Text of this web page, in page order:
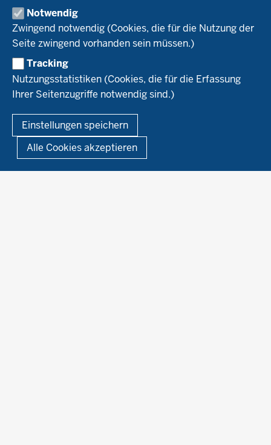
Notwendig
Zwingend notwendig (Cookies, die für die Nutzung der
Seite zwingend vorhanden sein müssen.)
Tracking
Nutzungsstatistiken (Cookies, die für die Erfassung
Ihrer Seitenzugriffe notwendig sind.)
Einstellungen speichern
Alle Cookies akzeptieren
Recht
Naturland
Versuchsbetriebe
WRRL-Modellbetriebe
Kontakte Versuchswesen
Aktuelles
Arbeitsschwerpunkte
Material & Kontakt
Ökoschule in Kleve
Ausbildungsbetriebe
Berufsausbildung
Forschung
Projekte Ökoteam
Forschungsergebnisse
Service
Kontakt
Newsletter
Demonstrationsbetriebe Ökologischer Landbau
Links
Fußzeile
Impressum Datenschutzerklärung